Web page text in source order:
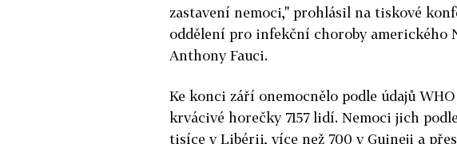
zastavení nemoci," prohlásil na tiskové
oddělení pro infekční choroby amerického
Anthony Fauci.
Ke konci září onemocnělo podle údajů
krvácivé horečky 7157 lidí. Nemoci jich
tisíce v Libérii, více než 700 v Guineji a